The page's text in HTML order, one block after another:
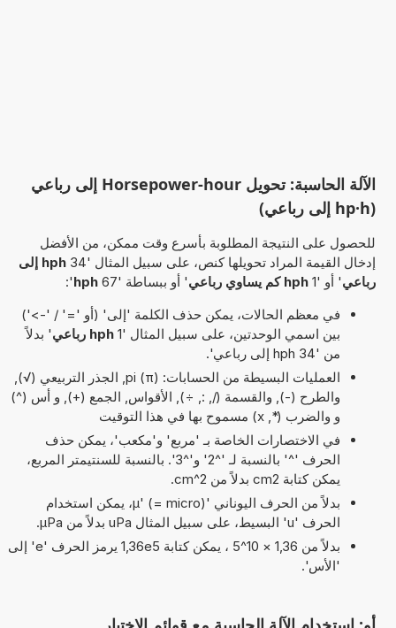
الآلة الحاسبة: تحويل Horsepower-hour إلى رباعي
(hp·h إلى رباعي)
للحصول على النتيجة المطلوبة بأسرع وقت ممكن، من الأفضل
إدخال القيمة المراد تحويلها كنص، على سبيل المثال '34
hph إلى
رباعي' أو '1 hph كم يساوي رباعي ' أو ببساطة '67 hph
':
في معظم الحالات، يمكن حذف الكلمة 'إلى' (أو '=' / '->')
بين اسمي الوحدتين، على سبيل المثال '1 hph رباعي
' بدلاً
من '34 hph إلى رباعي'.
العمليات البسيطة من الحسابات: pi (π), الجذر التربيعي (√),
والطرح (-), والقسمة (/, :, ÷), الأقواس, الجمع (+), و أس (^)
و والضرب (*, x) مسموح بها في هذا التوقيت
في الاختصارات الخاصة بـ 'مربع' و'مكعب'، يمكن حذف
الحرف '^' بالنسبة لـ '^2' و'^3'. بالنسبة للسنتيمتر المربع،
يمكن كتابة cm2 بدلاً من cm^2.
بدلاً من الحرف اليوناني 'µ' (= micro)، يمكن استخدام
الحرف 'u' البسيط، على سبيل المثال uPa بدلاً من µPa.
بدلاً من 1,36 × 10^5 ، يمكن كتابة 1,36e5 يرمز الحرف 'e' إلى
'الأس'.